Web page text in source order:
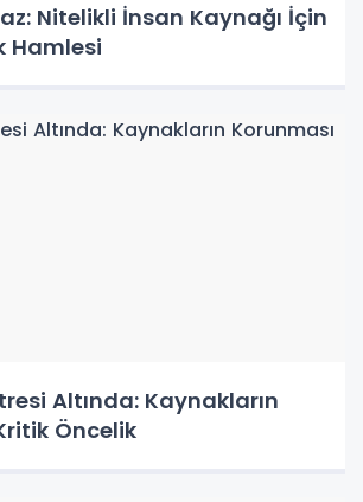
Nitelikli İnsan Kaynağı İçin
Hamlesi
Altında: Kaynakların
Öncelik